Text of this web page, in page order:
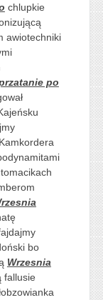
chlupkie
awiotechniki
po
bo
Wrzesnia
fallusie